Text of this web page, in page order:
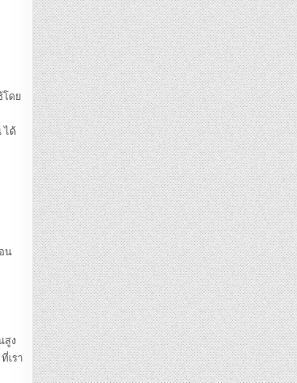
ดย
ได้
น
สูง
เรา